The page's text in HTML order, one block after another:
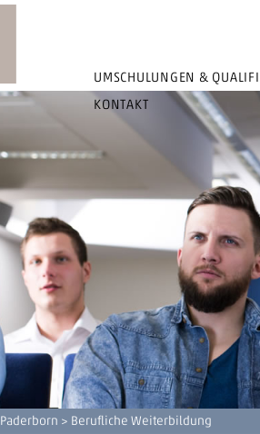
UMSCHULUNGEN &
KONTAKT
Paderborn > Berufliche Weiterbildung